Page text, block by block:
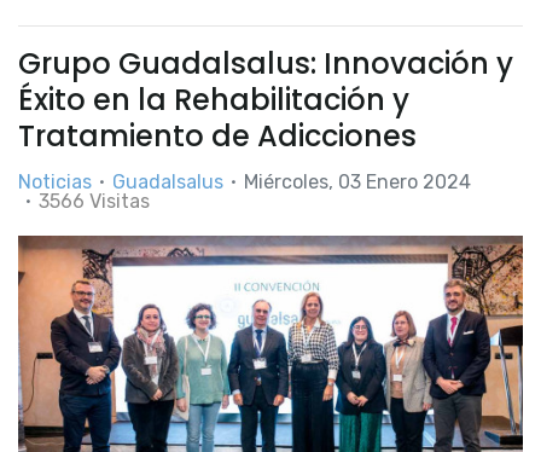
Grupo Guadalsalus: Innovación y
Éxito en la Rehabilitación y
Tratamiento de Adicciones
Noticias Guadalsalus
Miércoles, 03 Enero 2024
3566 Visitas